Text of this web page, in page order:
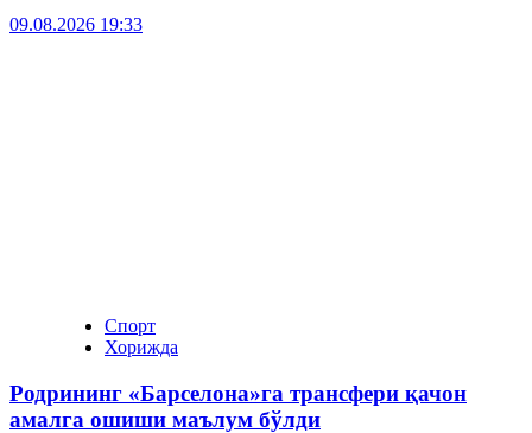
09.08.2026 19:33
Спорт
Хорижда
Родрининг «Барселона»га трансфери қачон
амалга ошиши маълум бўлди